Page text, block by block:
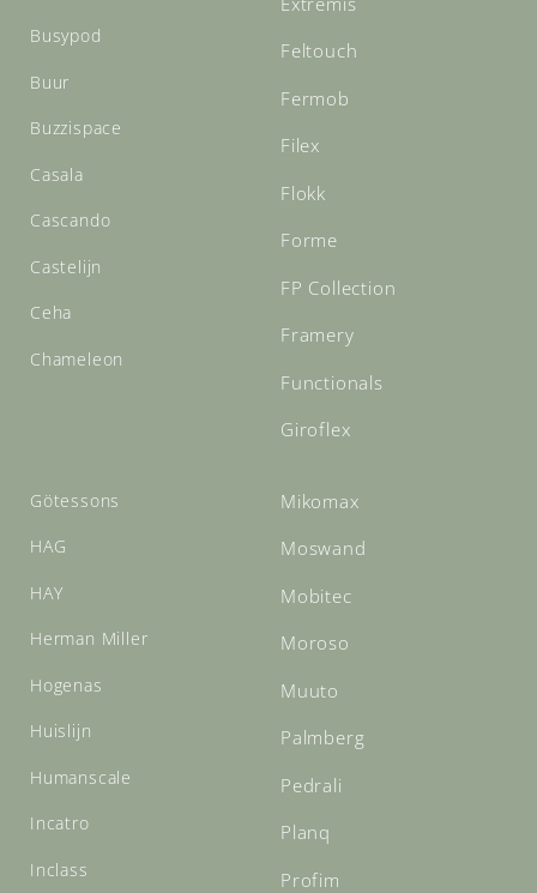
Busypod
Buur
Buzzispace
Casala
Cascando
Castelijn
Ceha
Chameleon
Feltouch
Fermob
Filex
Flokk
Forme
FP Collection
Framery
Functionals
Giroflex
Götessons
HAG
HAY
Herman Miller
Hogenas
Huislijn
Humanscale
Incatro
Inclass
Mikomax
Moswand
Mobitec
Moroso
Muuto
Palmberg
Pedrali
Planq
Profim